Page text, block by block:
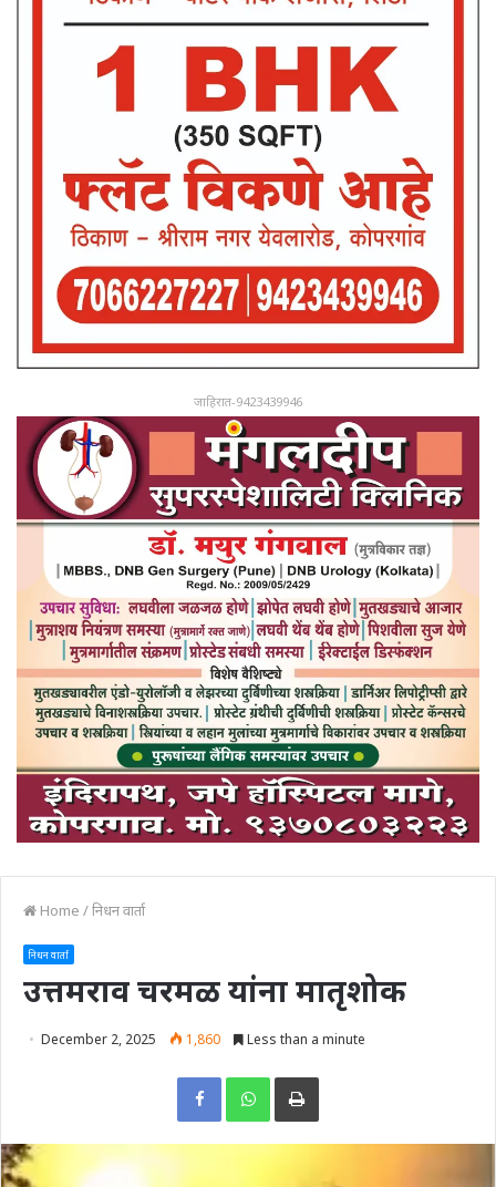
जाहिरात-9423439946
Home /निधन वार्ता
निधन वार्ता
उत्तमराव चरमळ यांना मातृशोक
December 2, 2025 1,860 Less than a minute
Print